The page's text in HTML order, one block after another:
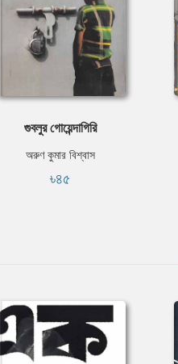
গুবলুর গোয়েন্দাগিরি
অরুণ কুমার বিশ্বাস
৳৪৫